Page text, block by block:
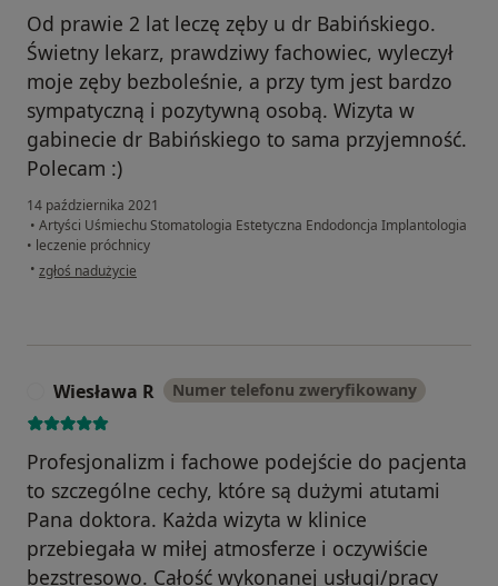
Od prawie 2 lat leczę zęby u dr Babińskiego.
Świetny lekarz, prawdziwy fachowiec, wyleczył
moje zęby bezboleśnie, a przy tym jest bardzo
sympatyczną i pozytywną osobą. Wizyta w
gabinecie dr Babińskiego to sama przyjemność.
Polecam :)
14 października 2021
• Artyści Uśmiechu Stomatologia Estetyczna Endodoncja Implantologia
• leczenie próchnicy
• w opinii użytkownika Patrycja
zgłoś nadużycie
Wiesława R Numer telefonu zweryfikowany
Profesjonalizm i fachowe podejście do pacjenta
to szczególne cechy, które są dużymi atutami
Pana doktora. Każda wizyta w klinice
przebiegała w miłej atmosferze i oczywiście
bezstresowo. Całość wykonanej usługi/pracy